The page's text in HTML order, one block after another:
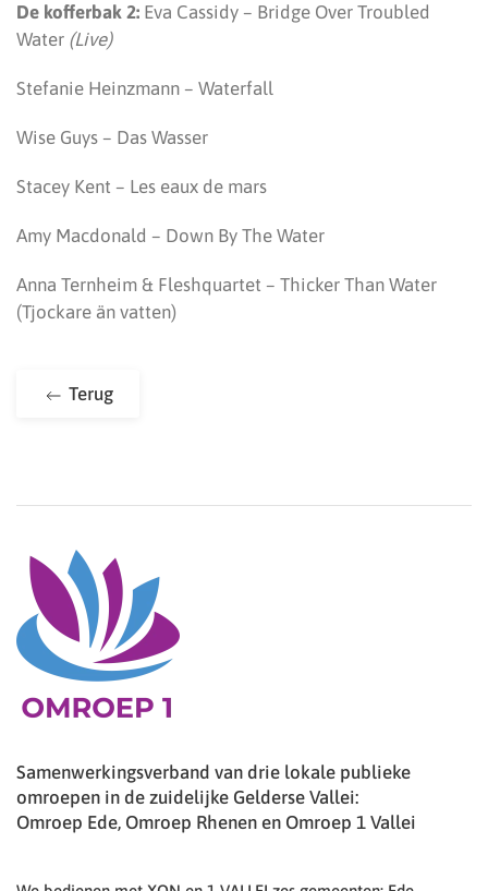
De kofferbak 2: Eva Cassidy – Bridge Over Troubled
Water (Live)
Stefanie Heinzmann – Waterfall
Wise Guys – Das Wasser
Stacey Kent – Les eaux de mars
Amy Macdonald – Down By The Water
Anna Ternheim & Fleshquartet – Thicker Than Water
(Tjockare än vatten)
Terug
Samenwerkingsverband van drie lokale publieke
omroepen in de zuidelijke Gelderse Vallei:
Omroep Ede, Omroep Rhenen en Omroep 1 Vallei